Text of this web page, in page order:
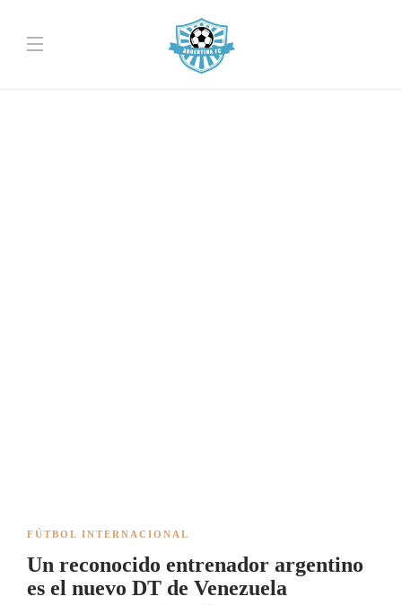
FÚTBOL INTERNACIONAL
Un reconocido entrenador argentino
es el nuevo DT de Venezuela